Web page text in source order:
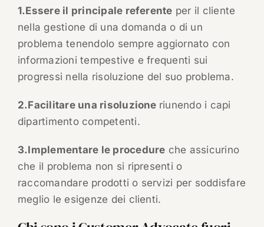
1.Essere il principale referente per il cliente
nella gestione di una domanda o di un
problema tenendolo sempre aggiornato con
informazioni tempestive e frequenti sui
progressi nella risoluzione del suo problema.
2.Facilitare una risoluzione riunendo i capi
dipartimento competenti.
3.Implementare le procedure che assicurino
che il problema non si ripresenti o
raccomandare prodotti o servizi per soddisfare
meglio le esigenze dei clienti.